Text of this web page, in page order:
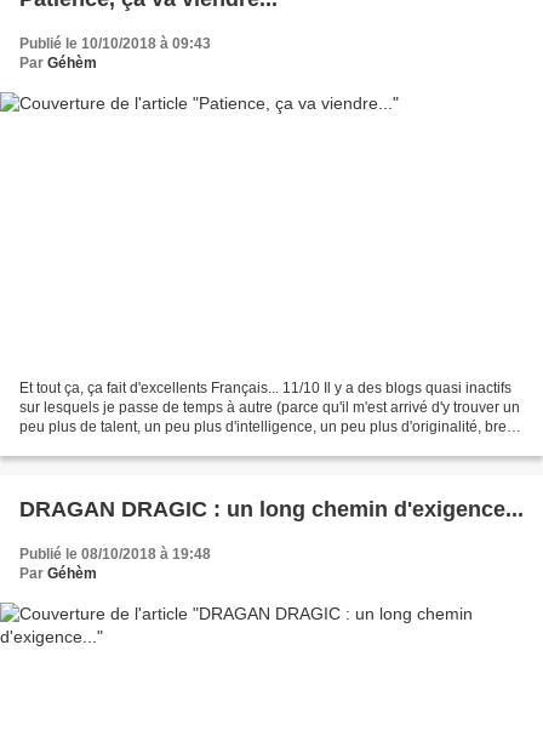
Publié le 10/10/2018 à 09:43
Par Géhèm
Et tout ça, ça fait d'excellents Français... 11/10 Il y a des blogs quasi inactifs
sur lesquels je passe de temps à autre (parce qu'il m'est arrivé d'y trouver un
peu plus de talent, un peu plus d'intelligence, un peu plus d'originalité, bref !
DRAGAN DRAGIC : un long chemin d'exigence...
Publié le 08/10/2018 à 19:48
Par Géhèm